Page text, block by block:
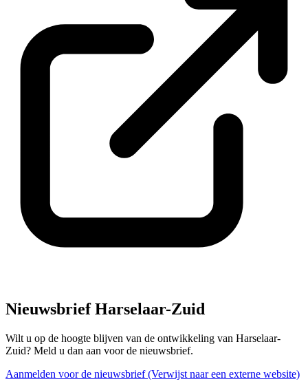
Nieuwsbrief Harselaar-Zuid
Wilt u op de hoogte blijven van de ontwikkeling van Harselaar-
Zuid? Meld u dan aan voor de nieuwsbrief.
Aanmelden voor de nieuwsbrief(Verwijst naar een externe website)